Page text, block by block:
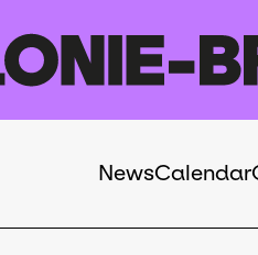
Navigation
NewsCalendar